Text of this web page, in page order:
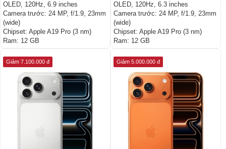
OLED, 120Hz, 6.9 inches
Camera trước: 24 MP, f/1.9, 23mm
(wide)
Chipset: Apple A19 Pro (3 nm)
Ram: 12 GB
OLED, 120Hz, 6.3 inches
Camera trước: 24 MP, f/1.9, 23mm
(wide)
Chipset: Apple A19 Pro (3 nm)
Ram: 12 GB
Giảm 7.100.000 đ Giảm 5.000.000 đ